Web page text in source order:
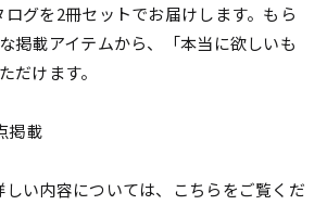
グを2冊セットでお届けします。もら
掲載アイテムから、「本当に欲しいも
だけます。
掲載
い内容については、こちらをご覧くだ